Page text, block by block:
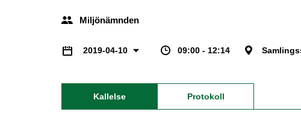
Miljönämnden
2019-04-10 09:00 - 12:14
Kallelse Protokoll